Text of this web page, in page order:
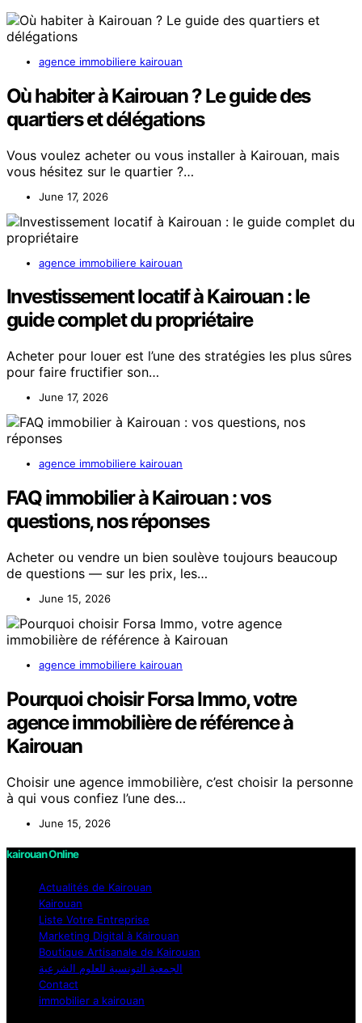
agence immobiliere kairouan
Où habiter à Kairouan ? Le guide des
quartiers et délégations
Vous voulez acheter ou vous installer à Kairouan, mais
vous hésitez sur le quartier ?…
June 17, 2026
agence immobiliere kairouan
Investissement locatif à Kairouan : le
guide complet du propriétaire
Acheter pour louer est l’une des stratégies les plus sûres
pour faire fructifier son…
June 17, 2026
agence immobiliere kairouan
FAQ immobilier à Kairouan : vos
questions, nos réponses
Acheter ou vendre un bien soulève toujours beaucoup
de questions — sur les prix, les…
June 15, 2026
agence immobiliere kairouan
Pourquoi choisir Forsa Immo, votre
agence immobilière de référence à
Kairouan
Choisir une agence immobilière, c’est choisir la personne
à qui vous confiez l’une des…
June 15, 2026
kairouan Online
Actualités de Kairouan
Kairouan
Liste Votre Entreprise
Marketing Digital à Kairouan
Boutique Artisanale de Kairouan
الجمعية التونسية للعلوم الشرعية
Contact
immobilier a kairouan